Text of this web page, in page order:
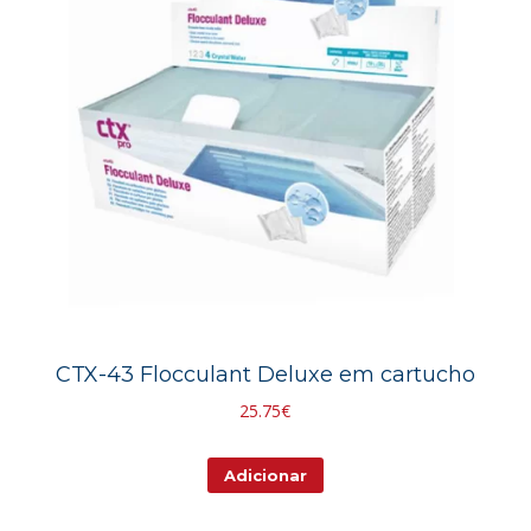
may
be
chosen
the
product
CTX-43 Flocculant Deluxe em cartucho
25.75€
Adicionar